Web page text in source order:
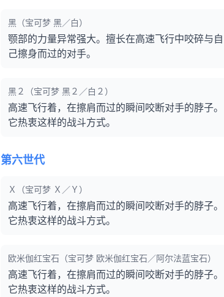
黑（宝可梦 黑／白）
颚部的力量异常强大。擅长在高速飞行中咬碎与自
己擦身而过的对手。
黑２（宝可梦 黑２／白２）
高速飞行着，在擦肩而过的瞬间咬断对手的脖子。
它热衷这样的战斗方式。
第六世代
Ｘ（宝可梦 Ｘ／Ｙ）
高速飞行着，在擦肩而过的瞬间咬断对手的脖子。
它热衷这样的战斗方式。
欧米伽红宝石（宝可梦 欧米伽红宝石／阿尔法蓝宝石）
高速飞行着，在擦肩而过的瞬间咬断对手的脖子。
它热衷这样的战斗方式。